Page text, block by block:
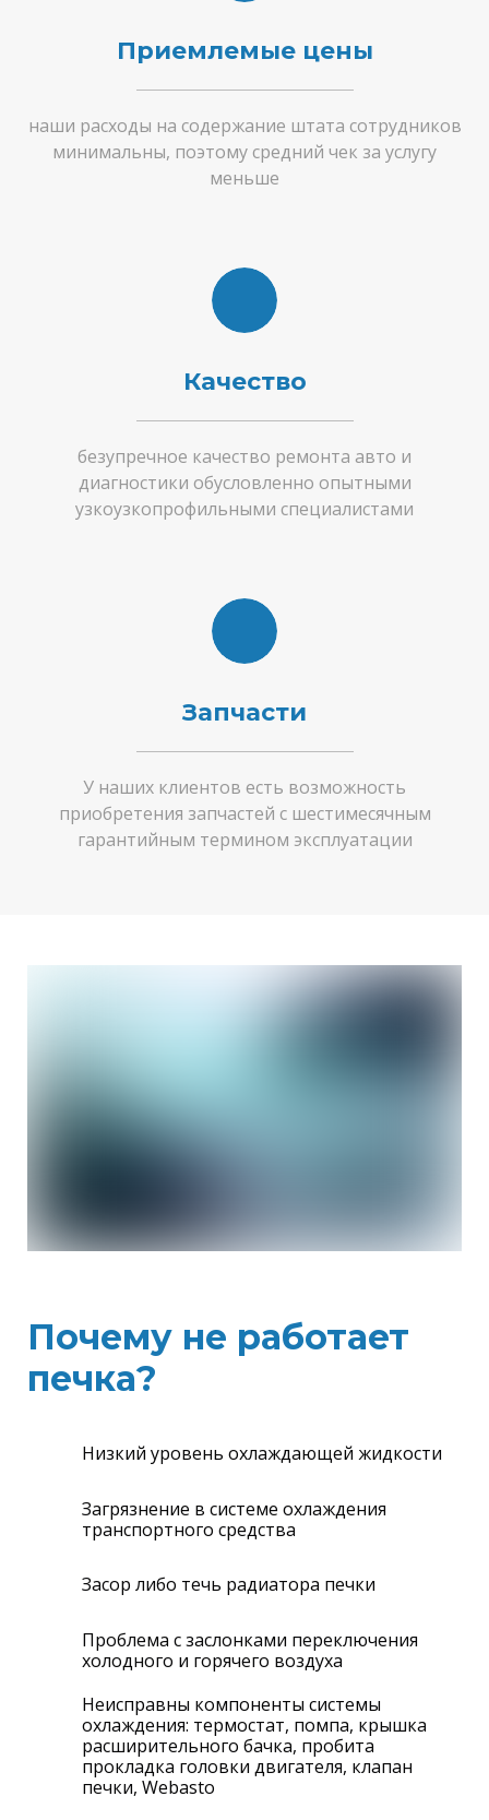
Приемлемые цены
наши расходы на содержание штата сотрудников
минимальны, поэтому средний чек за услугу
меньше
Качество
безупречное качество ремонта авто и
диагностики обусловленно опытными
узкоузкопрофильными специалистами
Запчасти
У наших клиентов есть возможность
приобретения запчастей с шестимесячным
гарантийным термином эксплуатации
Почему не работает
печка?
Низкий уровень охлаждающей жидкости
Загрязнение в системе охлаждения
транспортного средства
Засор либо течь радиатора печки
Проблема с заслонками переключения
холодного и горячего воздуха
Неисправны компоненты системы
охлаждения: термостат, помпа, крышка
расширительного бачка, пробита
прокладка головки двигателя, клапан
печки, Webasto